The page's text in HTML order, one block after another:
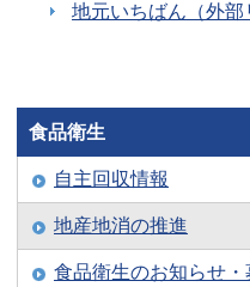
地元いちばん（外部
食品衛生
自主回収情報
地産地消の推進
食品衛生のお知らせ・